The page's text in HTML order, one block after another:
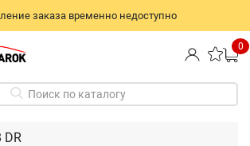
заказа временно недоступно
0
Поиск по каталогу
DR